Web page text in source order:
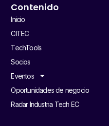
Contenido
Inicio
CITEC
TechTools
Socios
Eventos
Oportunidades de negocio
Radar Industria Tech EC